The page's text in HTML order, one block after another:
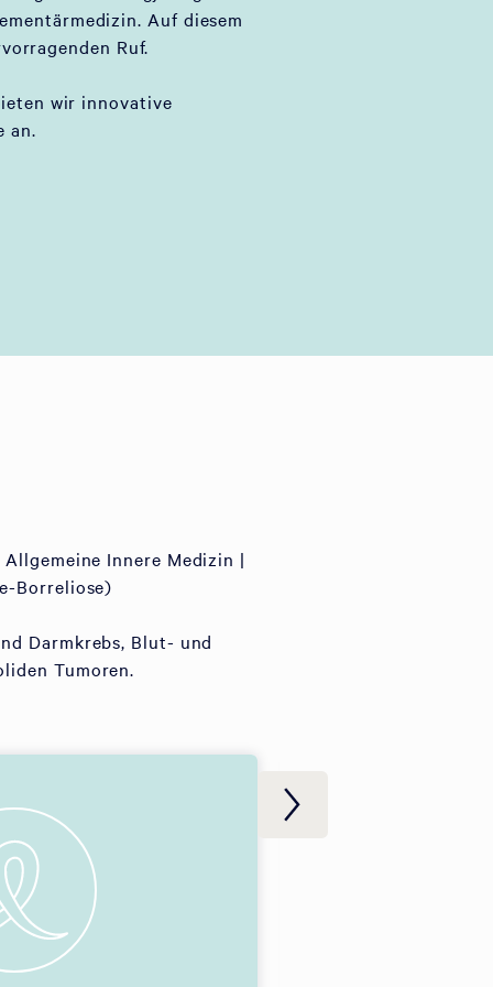
Auf diesem
Ruf.
wir innovative
an.
Innere Medizin |
Borreliose)
Darmkrebs, Blut- und
Tumoren.